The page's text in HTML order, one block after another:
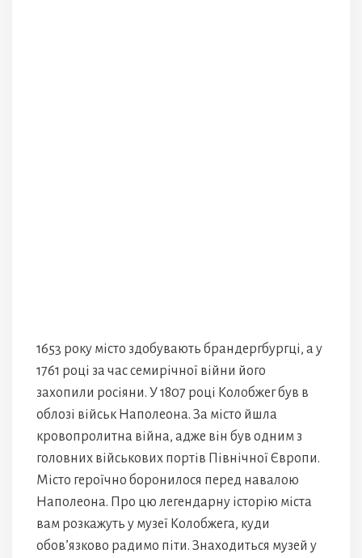
1653 року місто здобувають брандергбургці, а у
1761 році за час семирічної війни його
захопили росіяни. У 1807 році Колобжег був в
облозі військ Наполеона. За місто йшла
кровопролитна війна, адже він був одним з
головних військових портів Північної Європи.
Місто героїчно боронилося перед навалою
Наполеона. Про цю легендарну історію міста
вам розкажуть у музеї Колобжега, куди
обов’язково радимо піти. Знаходиться музей у